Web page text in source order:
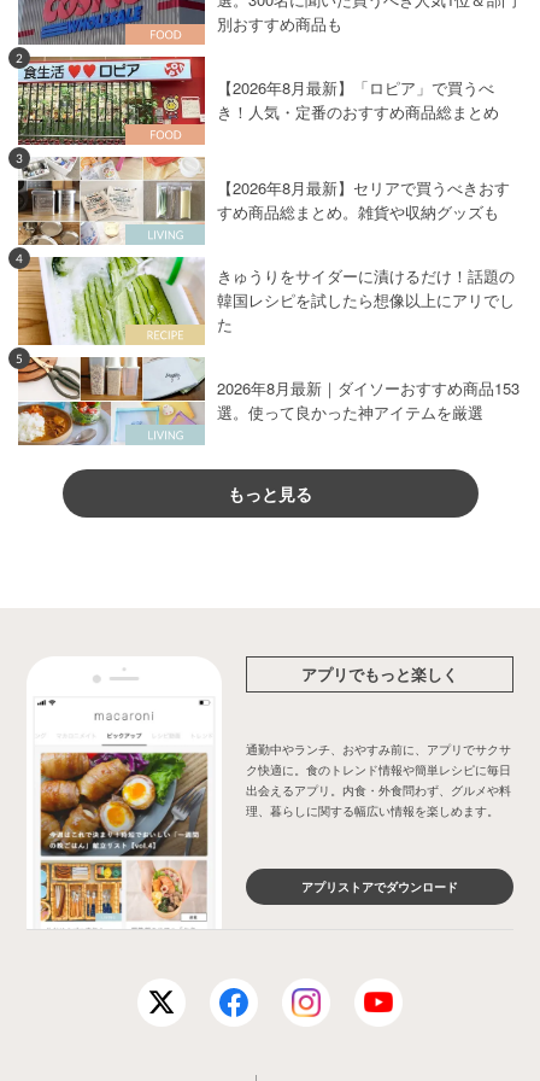
別おすすめ商品も
2
【2026年8月最新】「ロピア」で買うべ
き！人気・定番のおすすめ商品総まとめ
3
【2026年8月最新】セリアで買うべきおす
すめ商品総まとめ。雑貨や収納グッズも
4
きゅうりをサイダーに漬けるだけ！話題の
韓国レシピを試したら想像以上にアリでし
た
5
2026年8月最新｜ダイソーおすすめ商品153
選。使って良かった神アイテムを厳選
もっと見る
アプリでもっと楽しく
通勤中やランチ、おやすみ前に、アプリでサクサ
ク快適に。食のトレンド情報や簡単レシピに毎日
出会えるアプリ。内食・外食問わず、グルメや料
理、暮らしに関する幅広い情報を楽しめます。
アプリストアでダウンロード